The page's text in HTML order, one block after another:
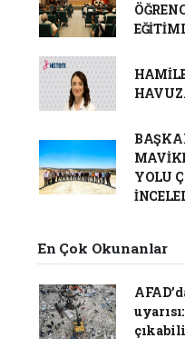
YOLU
En Çok Okunanlar